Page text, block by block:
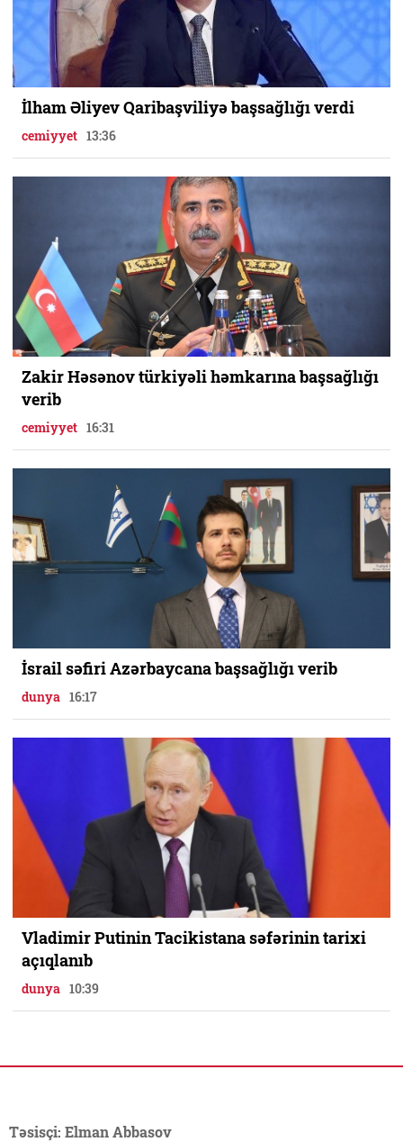
İlham Əliyev Qaribaşviliyə başsağlığı verdi
cemiyyet 13:36
Zakir Həsənov türkiyəli həmkarına başsağlığı
verib
cemiyyet 16:31
İsrail səfiri Azərbaycana başsağlığı verib
dunya 16:17
Vladimir Putinin Tacikistana səfərinin tarixi
açıqlanıb
dunya 10:39
Təsisçi: Elman Abbasov